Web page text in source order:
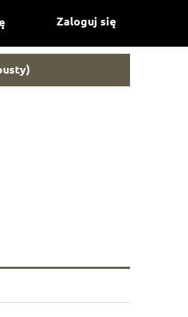
Zaloguj się